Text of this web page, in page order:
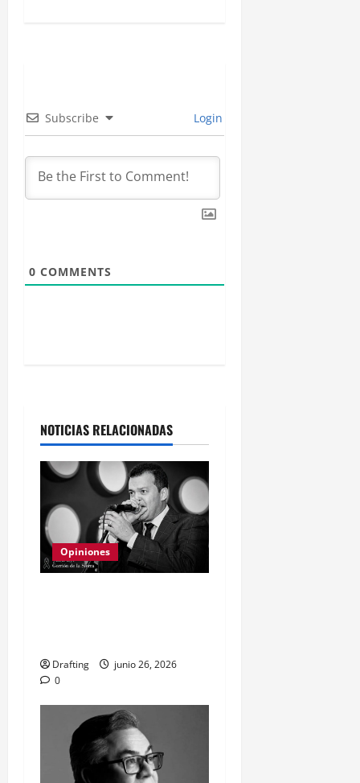
n
d
e
t
a
s
Subscribe Login
0 COMMENTS
NOTICIAS RELACIONADAS
Opiniones
Drafting
junio 26, 2026
0